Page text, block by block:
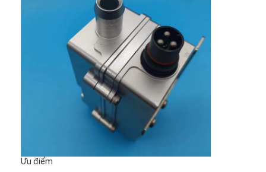
Liên hệ chúng tôi
Yêu cầu báo giá
Máy sưởi động cơ ô tô
Máy sưởi trước động cơ điện
Ưu điểm